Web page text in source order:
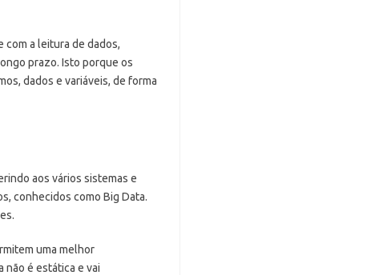
com a leitura de dados,
prazo. Isto porque os
dados e variáveis, de forma
aos vários sistemas e
conhecidos como Big Data.
uma melhor
não é estática e vai